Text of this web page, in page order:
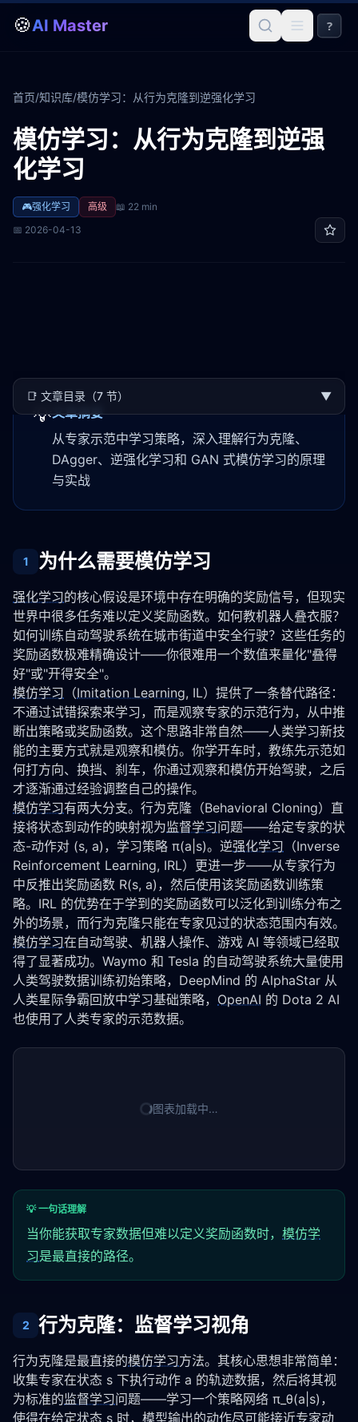
🍪AI Master ?
首页/知识库/模仿学习：从行为克隆到逆强化学习
模仿学习：从行为克隆到逆强
化学习
🎮强化学习 高级 📖 22 min
📅 2026-04-13
📑 文章目录（7 节） ▼
💡文章摘要
从专家示范中学习策略，深入理解行为克隆、
DAgger、逆强化学习和 GAN 式模仿学习的原理
与实战
1 为什么需要模仿学习
强化学习的核心假设是环境中存在明确的奖励信号，但现实
世界中很多任务难以定义奖励函数。如何教机器人叠衣服？
如何训练自动驾驶系统在城市街道中安全行驶？这些任务的
奖励函数极难精确设计——你很难用一个数值来量化"叠得
好"或"开得安全"。
模仿学习 （Imitation Learning, IL）提供了一条替代路径：
不通过试错探索来学习，而是观察专家的示范行为，从中推
断出策略或奖励函数。这个思路非常自然——人类学习新技
能的主要方式就是观察和模仿。你学开车时，教练先示范如
何打方向、换挡、刹车，你通过观察和模仿开始驾驶，之后
才逐渐通过经验调整自己的操作。
模仿学习有两大分支。行为克隆（Behavioral Cloning）直
接将状态到动作的映射视为监督学习问题——给定专家的状
态-动作对 (s, a)，学习策略 π(a|s)。逆强化学习 （Inverse
Reinforcement Learning, IRL）更进一步——从专家行为
中反推出奖励函数 R(s, a)，然后使用该奖励函数训练策
略。IRL 的优势在于学到的奖励函数可以泛化到训练分布之
外的场景，而行为克隆只能在专家见过的状态范围内有效。
模仿学习在自动驾驶、机器人操作、游戏 AI 等领域已经取
得了显著成功。Waymo 和 Tesla 的自动驾驶系统大量使用
人类驾驶数据训练初始策略，DeepMind 的 AlphaStar 从
人类星际争霸回放中学习基础策略， OpenAI 的 Dota 2 AI
也使用了人类专家的示范数据。
图表加载中…
💡 一句话理解
当你能获取专家数据但难以定义奖励函数时， 模仿学
习是最直接的路径。
2 行为克隆：监督学习视角
行为克隆是最直接的模仿学习方法。其核心思想非常简单：
收集专家在状态 s 下执行动作 a 的轨迹数据，然后将其视
为标准的监督学习问题——学习一个策略网络 π_θ(a|s)，
使得在给定状态 s 时，模型输出的动作尽可能接近专家动